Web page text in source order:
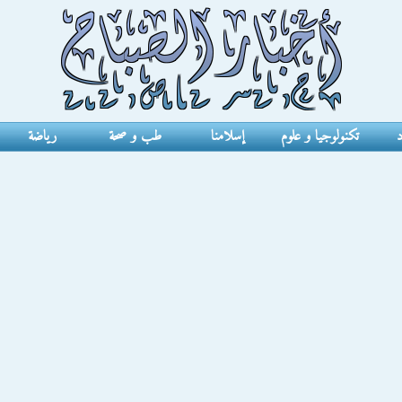
تكنولوجيا و علوم إسلامنا طب و صحة رياضة